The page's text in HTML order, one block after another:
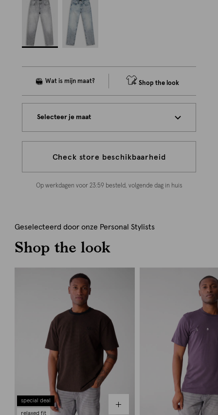
Shop the look
Selecteer je maat
Check store beschikbaarheid
Op werkdagen voor 23:59 besteld, volgende dag in huis
Geselecteerd door onze Personal Stylists
Shop the look
special deal
relaxed fit